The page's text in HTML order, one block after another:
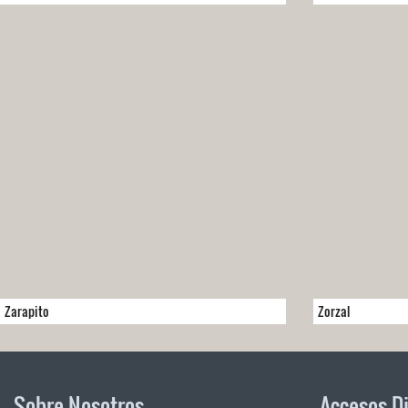
Zarapito Zorzal